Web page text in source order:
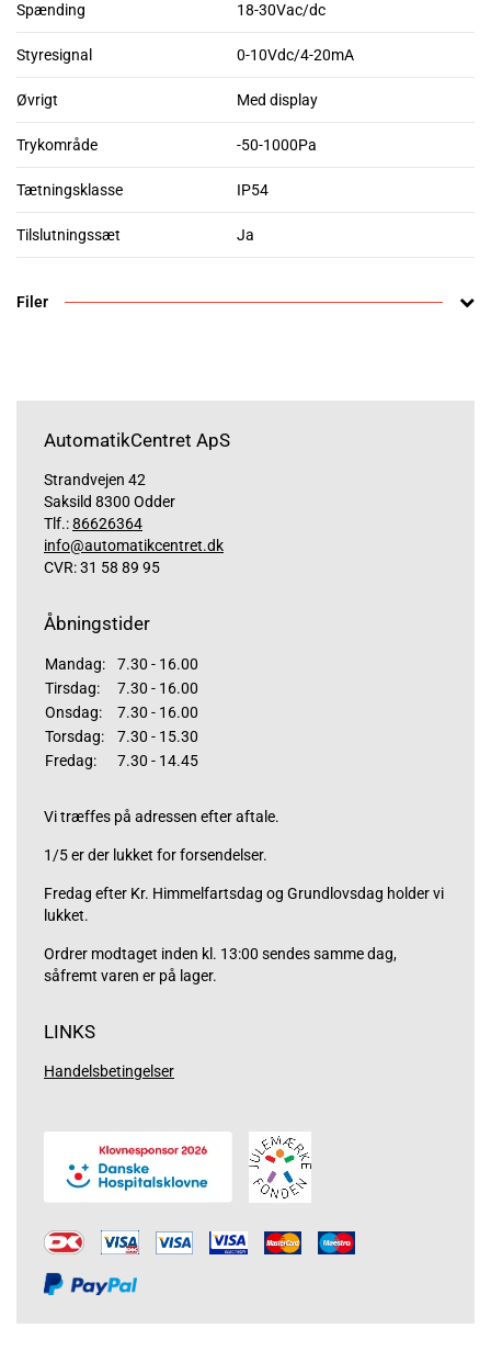
Spænding 18-30Vac/dc
Styresignal 0-10Vdc/4-20mA
Øvrigt Med display
Trykområde -50-1000Pa
Tætningsklasse IP54
Tilslutningssæt Ja
Filer
AutomatikCentret ApS
Strandvejen 42
Saksild 8300 Odder
Tlf.:86626364
info@automatikcentret.dk
CVR: 31 58 89 95
Åbningstider
Mandag:
7.30 - 16.00
Tirsdag:
7.30 - 16.00
Onsdag:
7.30 - 16.00
Torsdag:
7.30 - 15.30
Fredag:
7.30 - 14.45
Vi træffes på adressen efter aftale.
1/5 er der lukket for forsendelser.
Fredag efter Kr. Himmelfartsdag og Grundlovsdag holder vi
lukket.
Ordrer modtaget inden kl. 13:00 sendes samme dag,
såfremt varen er på lager.
LINKS
Handelsbetingelser